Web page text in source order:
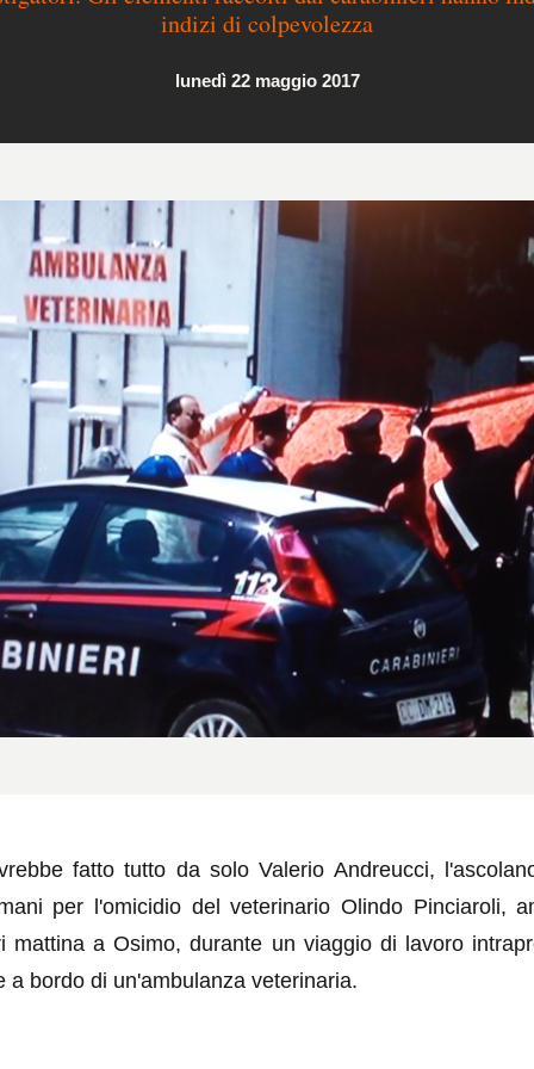
indizi di colpevolezza
lunedì 22 maggio 2017
fatto tutto da solo Valerio Andreucci,
per l'omicidio delveterinario Olindo Pinciaroli,
mattina a Osimo, durante un viaggio di lavoro
a bordo di un'ambulanza veterinaria.